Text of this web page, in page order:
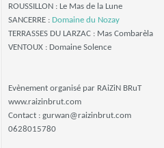
ROUSSILLON : Le Mas de la Lune
SANCERRE : Domaine du Nozay
TERRASSES DU LARZAC : Mas Combarèla
VENTOUX : Domaine Solence
Evènement organisé par RAiZiN BRuT
www.raizinbrut.com
Contact : gurwan@raizinbrut.com
0628015780